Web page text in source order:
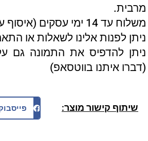
מרבית.
משלוח עד 14 ימי עסקים (איסוף עצמי 3 ימי עסקים).
ניתן לפנות אלינו לשאלות או
ניתן להדפיס את התמונה גם
(דברו איתנו בווטסאפ)
שיתוף קישור מוצר: